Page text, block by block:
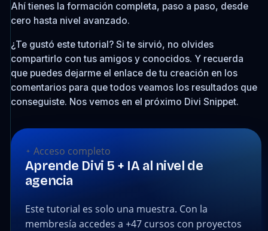
Ahí tienes la formación completa, paso a paso, desde
cero hasta nivel avanzado.
¿Te gustó este tutorial? Si te sirvió, no olvides
compartirlo con tus amigos y conocidos. Y recuerda
que puedes dejarme el enlace de tu creación en los
comentarios para que todos veamos los resultados que
conseguiste. Nos vemos en el próximo Divi Snippet.
Acceso completo
Aprende Divi 5 + IA al nivel de
agencia
Este tutorial es solo una muestra. Con la
membresía accedes a +47 cursos con proyectos